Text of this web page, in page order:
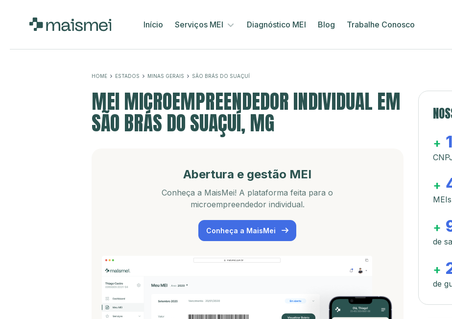
Início Serviços MEI Diagnóstico MEI Blog Trabalhe Conosco
HOME ESTADOS MINAS GERAIS SÃO BRÁS DO SUAÇUÍ
MEI MICROEMPREENDEDOR INDIVIDUAL EM
SÃO BRÁS DO SUAÇUÍ, MG
Abertura e gestão MEI
Conheça a MaisMei! A plataforma feita para o
microempreendedor individual.
Conheça a MaisMei
+
+
+
de
+
de